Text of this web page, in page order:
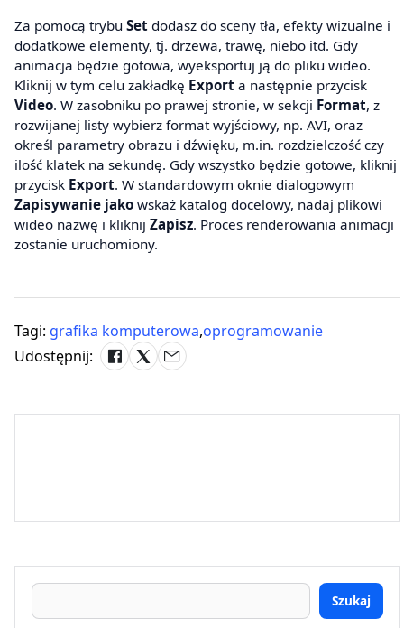
Za pomocą trybu Set dodasz do sceny tła, efekty wizualne i
dodatkowe elementy, tj. drzewa, trawę, niebo itd. Gdy
animacja będzie gotowa, wyeksportuj ją do pliku wideo.
Kliknij w tym celu zakładkę Export a następnie przycisk
Video. W zasobniku po prawej stronie, w sekcji Format, z
rozwijanej listy wybierz format wyjściowy, np. AVI, oraz
określ parametry obrazu i dźwięku, m.in. rozdzielczość czy
ilość klatek na sekundę. Gdy wszystko będzie gotowe, kliknij
przycisk Export. W standardowym oknie dialogowym
Zapisywanie jako wskaż katalog docelowy, nadaj plikowi
wideo nazwę i kliknij Zapisz. Proces renderowania animacji
zostanie uruchomiony.
Tagi: grafika komputerowa,oprogramowanie
Udostępnij:
Szukaj